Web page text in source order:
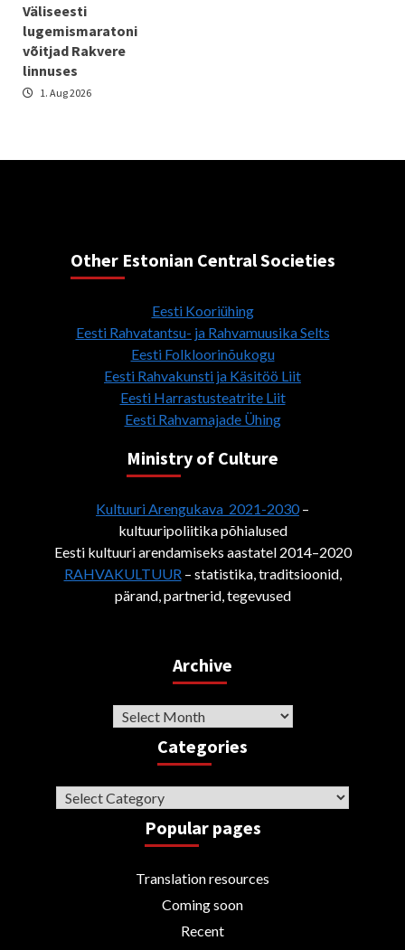
Väliseesti
lugemismaratoni
võitjad Rakvere
linnuses
1. Aug 2026
Other Estonian Central Societies
Eesti Kooriühing
Eesti Rahvatantsu- ja Rahvamuusika Selts
Eesti Folkloorinõukogu
Eesti Rahvakunsti ja Käsitöö Liit
Eesti Harrastusteatrite Liit
Eesti Rahvamajade Ühing
Ministry of Culture
Kultuuri Arengukava 2021-2030–
kultuuripoliitika põhialused
Eesti kultuuri arendamiseks aastatel 2014–2020
RAHVAKULTUUR – statistika, traditsioonid,
pärand, partnerid, tegevused
Archive
Archive
Categories
Categories
Popular pages
Translation resources
Coming soon
Recent